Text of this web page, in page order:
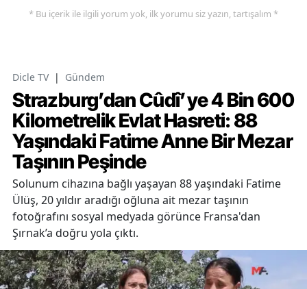
* Bu içerik ile ilgili yorum yok, ilk yorumu siz yazın, tartışalım *
Dicle TV | Gündem
Strazburg’dan Cûdî’ye 4 Bin 600
Kilometrelik Evlat Hasreti: 88
Yaşındaki Fatime Anne Bir Mezar
Taşının Peşinde
Solunum cihazına bağlı yaşayan 88 yaşındaki Fatime
Ülüş, 20 yıldır aradığı oğluna ait mezar taşının
fotoğrafını sosyal medyada görünce Fransa'dan
Şırnak’a doğru yola çıktı.